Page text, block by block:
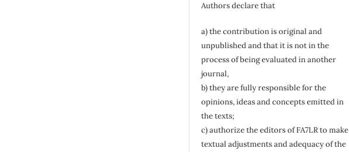
Authors declare that
a) the contribution is original and
unpublished and that it is not in the
process of being evaluated in another
journal,
b) they are fully responsible for the
opinions, ideas and concepts emitted in
the texts;
c) authorize the editors of FA7LR to make
textual adjustments and adequacy of the